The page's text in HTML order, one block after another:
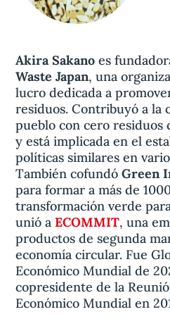
Akira Sakano es
Waste Japan, una
lucro dedicada a
residuos. Contribuyó a la
pueblo con cero residuos
y está implicada en el
políticas similares en
También cofundóGreen
para formar a más de
transformación verde
unió aECOMMIT, una
productos de segunda
economía circular. Fue
Económico Mundial de
copresidente de la
Económico Mundial en